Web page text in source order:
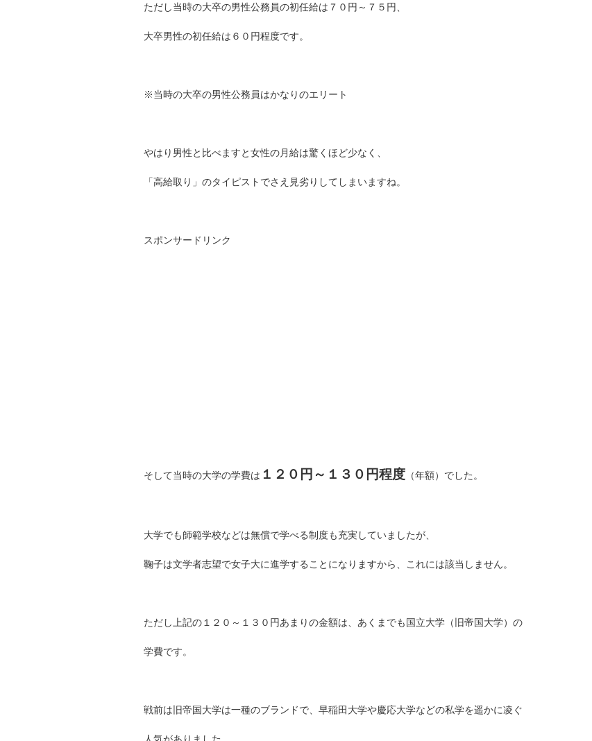
ただし当時の大卒の男性公務員の初任給は７０円～７５円、
大卒男性の初任給は６０円程度です。
※当時の大卒の男性公務員はかなりのエリート
やはり男性と比べますと女性の月給は驚くほど少なく、
「高給取り」のタイピストでさえ見劣りしてしまいますね。
スポンサードリンク
そして当時の大学の学費は １２０円～１３０円程度 （年額）でした。
大学でも師範学校などは無償で学べる制度も充実していましたが、
鞠子は文学者志望で女子大に進学することになりますから、これには該当しません。
ただし上記の１２０～１３０円あまりの金額は、あくまでも国立大学（旧帝国大学）の
学費です。
戦前は旧帝国大学は一種のブランドで、早稲田大学や慶応大学などの私学を遥かに凌ぐ
人気がありました。